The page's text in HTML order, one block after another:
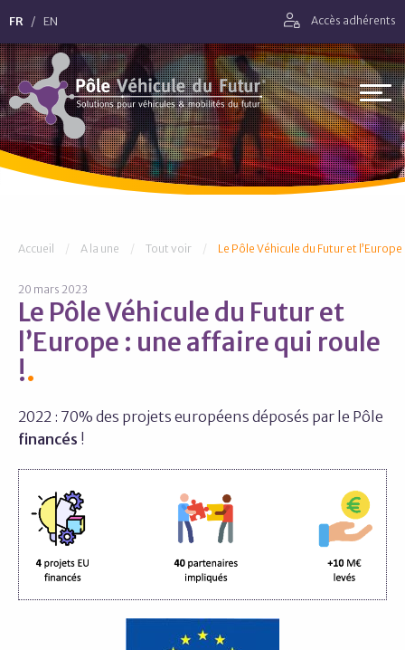
Aller directement au contenu
FR EN Accès adhérents
Pôle Véhicule du Futur
Vous êtes ici :
Accueil A la une Tout voir Le Pôle Véhicule du Futur et
20 mars 2023
Le Pôle Véhicule du Futur et
l’Europe : une affaire qui roule
!
2022 : 70% des projets européens déposés par le Pôle
financés !